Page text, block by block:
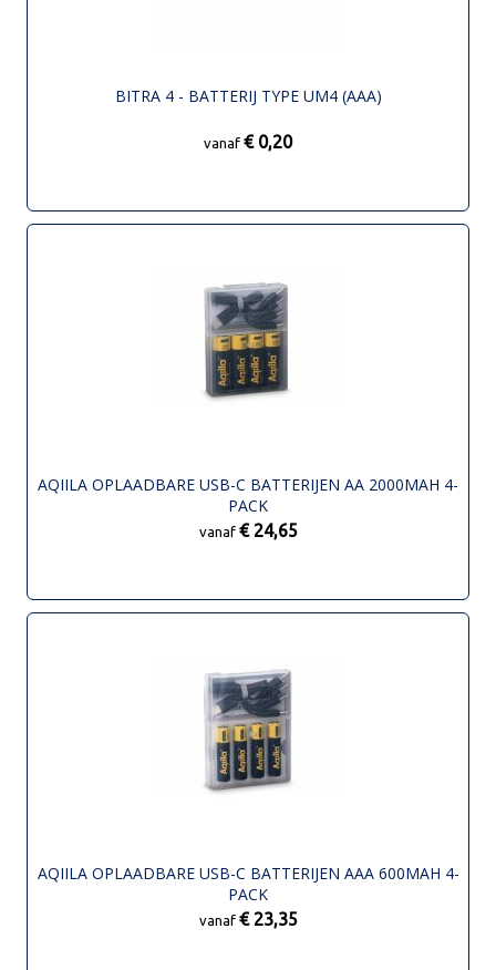
BITRA 4 - BATTERIJ TYPE UM4 (AAA)
vanaf € 0,20
AQIILA OPLAADBARE USB-C BATTERIJEN AA 2000MAH 4-
PACK
vanaf € 24,65
AQIILA OPLAADBARE USB-C BATTERIJEN AAA 600MAH 4-
PACK
vanaf € 23,35